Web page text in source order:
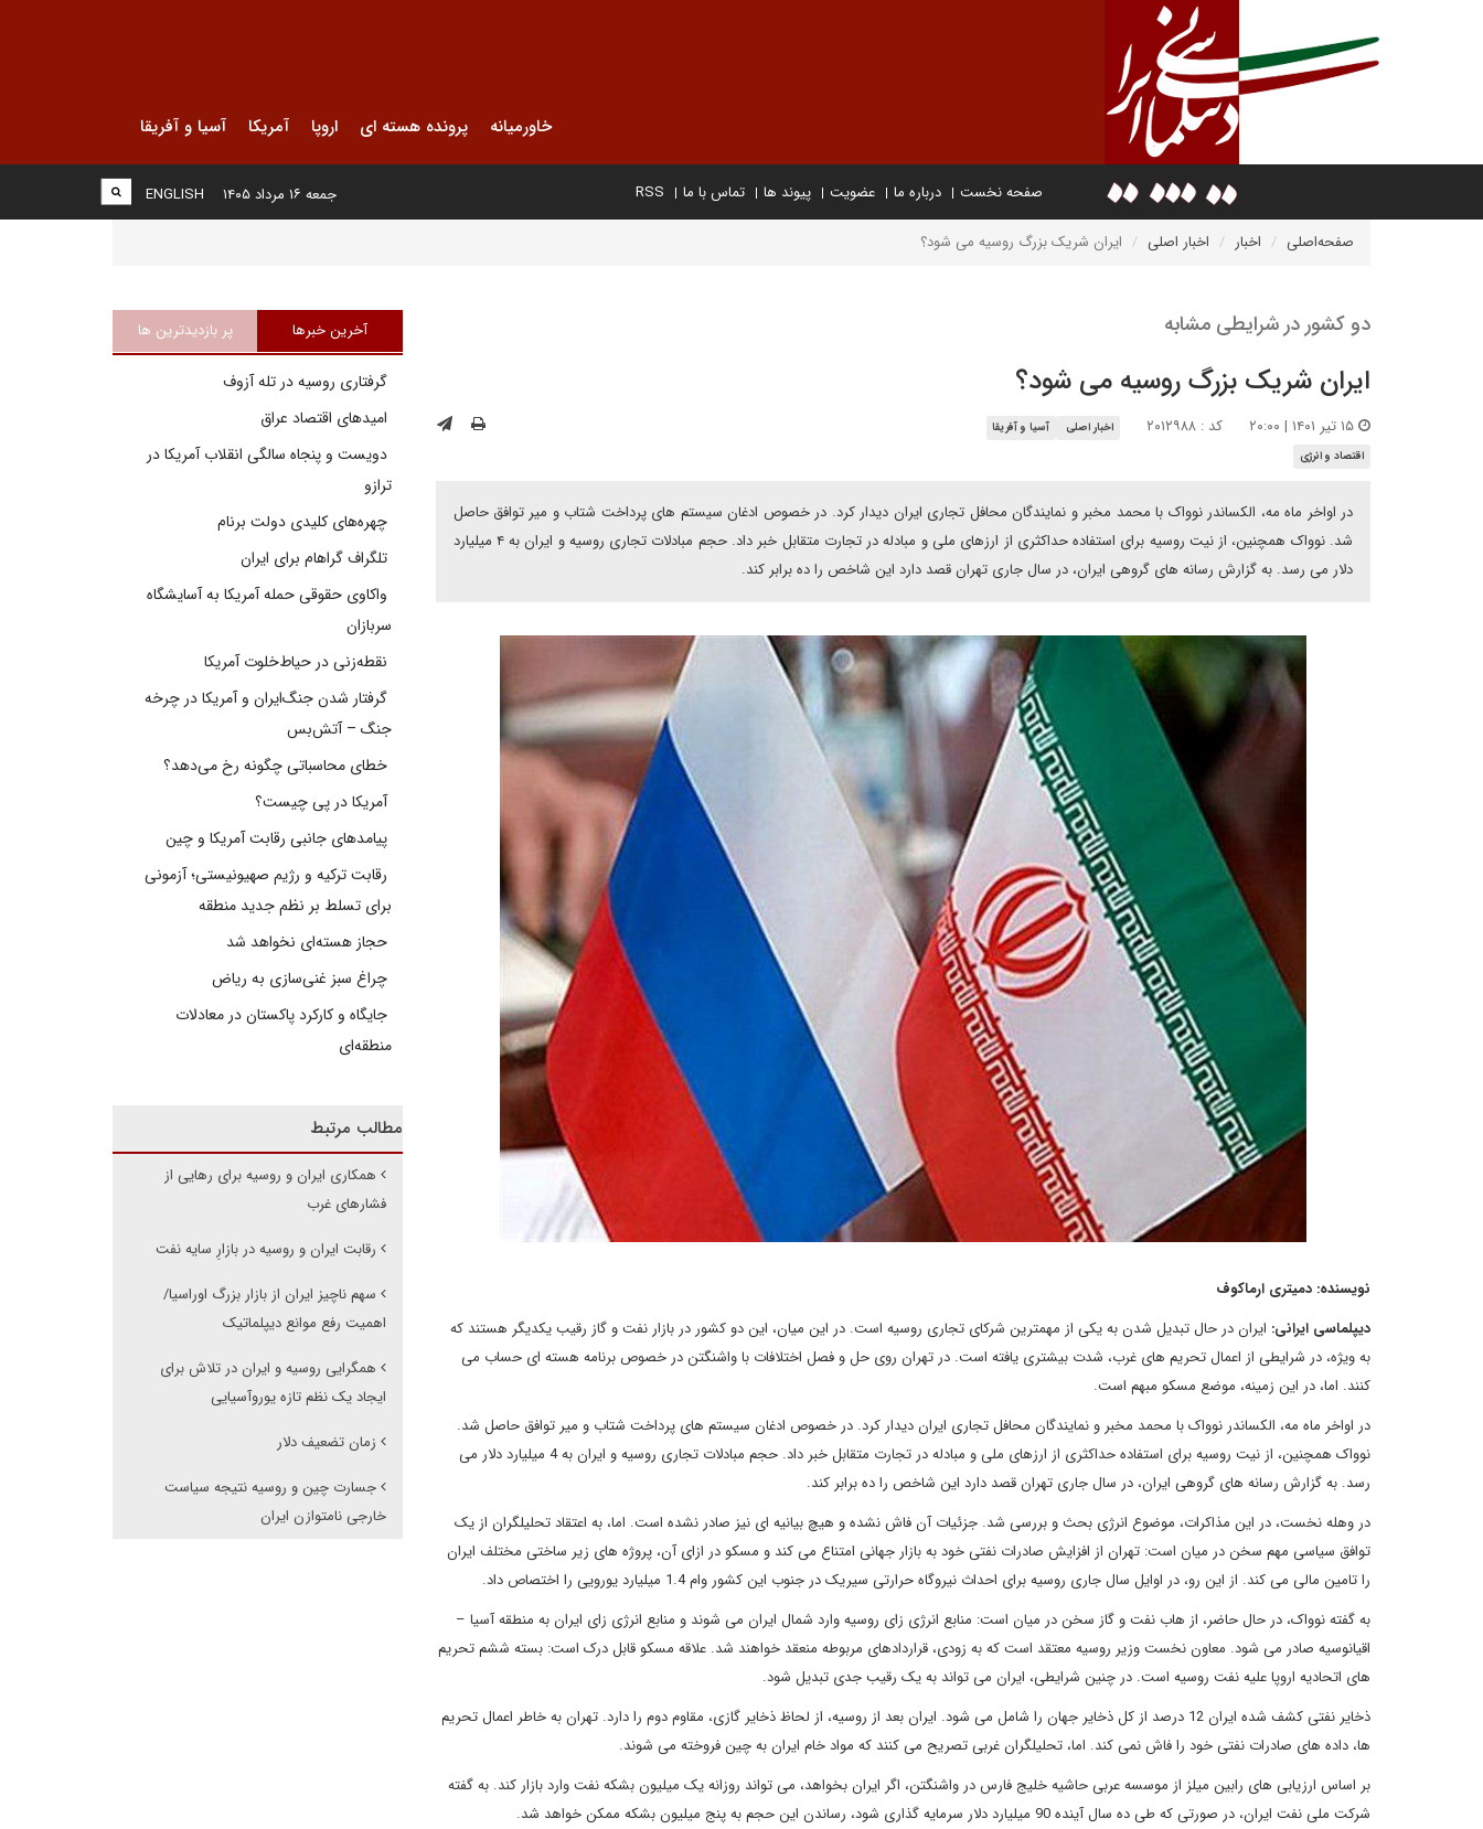
خاورمیانه پرونده هسته ای اروپا آمریکا آسیا و آفریقا
صفحه نخست درباره ما عضویت پیوند ها تماس با ما RSS
ENGLISH جمعه ۱۶ مرداد ۱۴۰۵
صفحه‌اصلی اخبار اخبار اصلی ایران شریک بزرگ روسیه می شود؟
دو کشور در شرایطی مشابه
ایران شریک بزرگ روسیه می شود؟
کد : ۲۰۱۲۹۸۸ اخبار اصلی
آسیا و آفریقا
اقتصاد و انرژی
در اواخر ماه مه، الکساندر نوواک با محمد مخبر و نمایندگان محافل تجاری ایران دیدار کرد. در خصوص ادغان سیستم های پرداخت شتاب و میر توافق حاصل
شد. نوواک همچنین، از نیت روسیه برای استفاده حداکثری از ارزهای ملی و مبادله در تجارت متقابل خبر داد. حجم مبادلات تجاری روسیه و ایران به ۴ میلیارد
دلار می رسد. به گزارش رسانه های گروهی ایران، در سال جاری تهران قصد دارد این شاخص را ده برابر کند.
نویسنده: دمیتری ارماکوف
دیپلماسی ایرانی: ایران در حال تبدیل شدن به یکی از مهمترین شرکای تجاری روسیه است. در این میان، این دو کشور در بازار نفت و گاز رقیب یکدیگر هستند که
به ویژه، در شرایطی از اعمال تحریم های غرب، شدت بیشتری یافته است. در تهران روی حل و فصل اختلافات با واشنگتن در خصوص برنامه هسته ای حساب می
کنند. اما، در این زمینه، موضع مسکو مبهم است.
در اواخر ماه مه، الکساندر نوواک با محمد مخبر و نمایندگان محافل تجاری ایران دیدار کرد. در خصوص ادغان سیستم های پرداخت شتاب و میر توافق حاصل شد.
نوواک همچنین، از نیت روسیه برای استفاده حداکثری از ارزهای ملی و مبادله در تجارت متقابل خبر داد. حجم مبادلات تجاری روسیه و ایران به 4 میلیارد دلار می
رسد. به گزارش رسانه های گروهی ایران، در سال جاری تهران قصد دارد این شاخص را ده برابر کند.
در وهله نخست، در این مذاکرات، موضوع انرژی بحث و بررسی شد. جزئیات آن فاش نشده و هیچ بیانیه ای نیز صادر نشده است. اما، به اعتقاد تحلیلگران از یک
توافق سیاسی مهم سخن در میان است: تهران از افزایش صادرات نفتی خود به بازار جهانی امتناع می کند و مسکو در ازای آن، پروژه های زیر ساختی مختلف ایران
را تامین مالی می کند. از این رو، در اوایل سال جاری روسیه برای احداث نیروگاه حرارتی سیریک در جنوب این کشور وام 1.4 میلیارد یورویی را اختصاص داد.
به گفته نوواک، در حال حاضر، از هاب نفت و گاز سخن در میان است: منابع انرژی زای روسیه وارد شمال ایران می شوند و منابع انرژی زای ایران به منطقه آسیا –
اقیانوسیه صادر می شود. معاون نخست وزیر روسیه معتقد است که به زودی، قراردادهای مربوطه منعقد خواهند شد. علاقه مسکو قابل درک است: بسته ششم تحریم
های اتحادیه اروپا علیه نفت روسیه است. در چنین شرایطی، ایران می تواند به یک رقیب جدی تبدیل شود.
ذخایر نفتی کشف شده ایران 12 درصد از کل ذخایر جهان را شامل می شود. ایران بعد از روسیه، از لحاظ ذخایر گازی، مقاوم دوم را دارد. تهران به خاطر اعمال تحریم
ها، داده های صادرات نفتی خود را فاش نمی کند. اما، تحلیلگران غربی تصریح می کنند که مواد خام ایران به چین فروخته می شوند.
بر اساس ارزیابی های رابین میلز از موسسه عربی حاشیه خلیج فارس در واشنگتن، اگر ایران بخواهد، می تواند روزانه یک میلیون بشکه نفت وارد بازار کند. به گفته
شرکت ملی نفت ایران، در صورتی که طی ده سال آینده 90 میلیارد دلار سرمایه گذاری شود، رساندن این حجم به پنج میلیون بشکه ممکن خواهد شد.
آخرین خبرها پر بازدیدترین ها
گرفتاری روسیه در تله آزوف
امیدهای اقتصاد عراق
دویست و پنجاه سالگی انقلاب آمریکا در
ترازو
چهره‌های کلیدی دولت برنام
تلگراف گراهام برای ایران
واکاوی حقوقی حمله آمریکا به آسایشگاه
سربازان
نقطه‌زنی در حیاط‌خلوت آمریکا
گرفتار شدن جنگ‌ایران و آمریکا در چرخه
جنگ – آتش‌بس
خطای محاسباتی چگونه رخ می‌دهد؟
آمریکا در پی چیست؟
پیامدهای جانبی رقابت آمریکا و چین
رقابت ترکیه و رژیم صهیونیستی؛ آزمونی
برای تسلط بر نظم جدید منطقه
حجاز هسته‌ای نخواهد شد
چراغ سبز غنی‌سازی به ریاض
جایگاه و کارکرد پاکستان در معادلات
منطقه‌ای
مطالب مرتبط
همکاری ایران و روسیه برای رهایی از
فشارهای غرب
رقابت ایران و روسیه در بازارِ سایه نفت
سهم ناچیز ایران از بازار بزرگ اوراسیا/
اهمیت رفع موانع دیپلماتیک
همگرایی روسیه و ایران در تلاش برای
ایجاد یک نظم تازه یوروآسیایی
زمان تضعیف دلار
جسارت چین و روسیه نتیجه سیاست
خارجی نامتوازن ایران